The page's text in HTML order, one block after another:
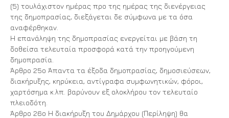
(5) τουλάχιστον ημέρας προ της ημέρας της διενέργειας
της δημοπρασίας, διεξάγεται δε σύμφωνα με τα όσα
αναφέρθηκαν.
Η επανάληψη της δημοπρασίας ενεργείται με βάση τη
δοθείσα τελευταία προσφορά κατά την προηγούμενη
δημοπρασία.
Άρθρο 25ο Άπαντα τα έξοδα δημοπρασίας, δημοσιεύσεων,
διακήρυξης, κηρύκεια, αντίγραφα συμφωνητικών, φόροι,
χαρτόσημα κ.λπ. βαρύνουν εξ ολοκλήρου τον τελευταίο
πλειοδότη.
Άρθρο 26ο Η διακήρυξη του Δημάρχου (Περίληψη) θα